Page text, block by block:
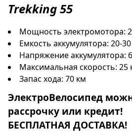
Trekking 55
Мощность электромотора:
Емкость аккумулятора: 20-
Напряжение аккумулятора:
Максимальная скорость: 25
Запас хода: 70 км
ЭлектроВелосипед
рассрочку или кредит!
БЕСПЛАТНАЯ ДОСТАВКА!